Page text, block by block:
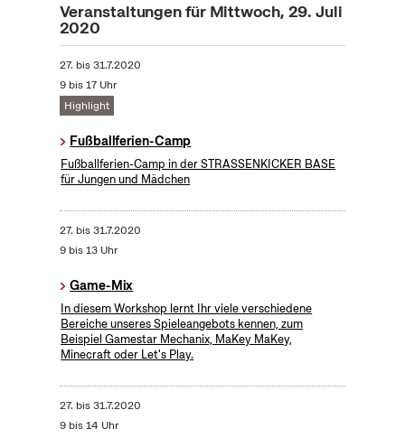
Veranstaltungen für Mittwoch, 29. Juli
2020
27. bis31.7.2020
9 bis 17 Uhr
Highlight
Fußballferien-Camp
Fußballferien-Camp in der STRASSENKICKER BASE
für Jungen und Mädchen
27. bis31.7.2020
9 bis 13 Uhr
Game-Mix
In diesem Workshop lernt Ihr viele verschiedene
Bereiche unseres Spieleangebots kennen, zum
Beispiel Gamestar Mechanix, MaKey MaKey,
Minecraft oder Let's Play.
27. bis31.7.2020
9 bis 14 Uhr